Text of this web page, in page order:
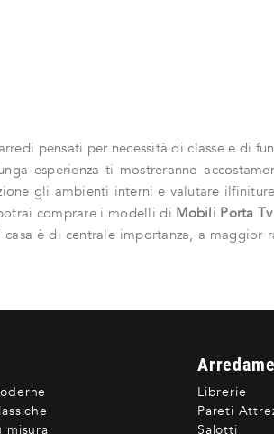
pensati per necessità di classe e di
esperienza ti mostreranno
gli ambienti interni e valutare
comprare i modelli di Mobili Porta Tv
è di centrale importanza, a maggior
misura
Librerie
Pareti
Salotti